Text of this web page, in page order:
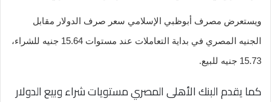
ويستعرض مصرف أبوظبي الإسلامي سعر صرف الدولار مقابل
الجنيه المصري في بداية التعاملات عند مستوات 15.64 جنيه للشراء،
15.73 جنيه للبيع.
كما يقدم البنك الأهلى المصري مستويات شراء وبيع الدولار